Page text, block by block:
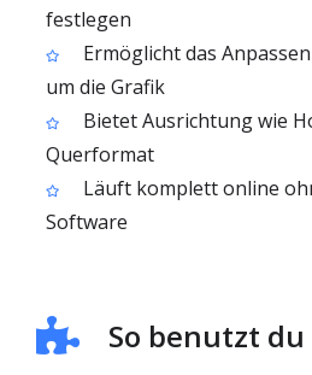
festlegen
Ermöglicht das
um die Grafik
Bietet Ausrichtung wie
Querformat
Läuft komplett online
Software
So benutzt du